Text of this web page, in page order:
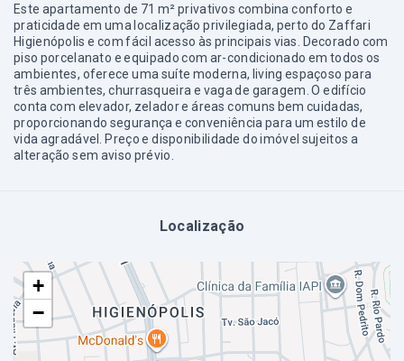
Este apartamento de 71 m² privativos combina conforto e
praticidade em uma localização privilegiada, perto do Zaffari
Higienópolis e com fácil acesso às principais vias. Decorado com
piso porcelanato e equipado com ar-condicionado em todos os
ambientes, oferece uma suíte moderna, living espaçoso para
três ambientes, churrasqueira e vaga de garagem. O edifício
conta com elevador, zelador e áreas comuns bem cuidadas,
proporcionando segurança e conveniência para um estilo de
vida agradável. Preço e disponibilidade do imóvel sujeitos a
alteração sem aviso prévio.
Localização
+
−